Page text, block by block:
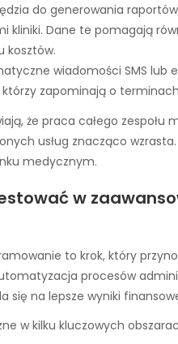
do generowania
kliniki. Dane te pomagają
kosztów.
wiadomości SMS lub
zapominają o
że praca całego zespołu
usług znacząco
medycznym.
w
to krok, który
procesów
się na lepsze wyniki
w kilku kluczowych